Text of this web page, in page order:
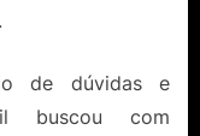
de dúvidas e
buscou com